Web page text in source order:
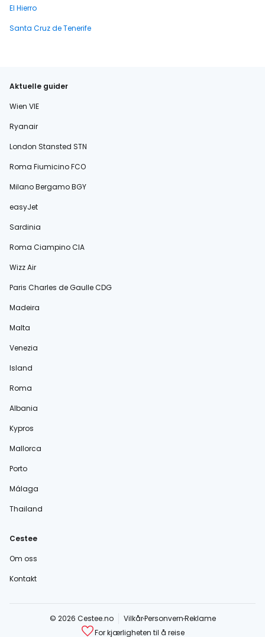
El Hierro
Santa Cruz de Tenerife
Aktuelle guider
Wien VIE
Ryanair
London Stansted STN
Roma Fiumicino FCO
Milano Bergamo BGY
easyJet
Sardinia
Roma Ciampino CIA
Wizz Air
Paris Charles de Gaulle CDG
Madeira
Malta
Venezia
Island
Roma
Albania
Kypros
Mallorca
Porto
Málaga
Thailand
Cestee
Om oss
Kontakt
© 2026 Cestee.no VilkårPersonvernReklame
For kjærligheten til å reise